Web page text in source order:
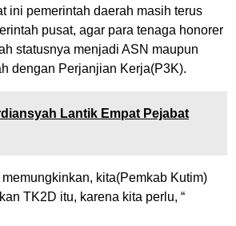
ini pemerintah daerah masih terus
pusat, agar para tenaga honorer
statusnya menjadi ASN maupun
dengan Perjanjian Kerja(P3K).
Lantik Empat Pejabat
kita(Pemkab Kutim)
TK2D itu, karena kita perlu, “